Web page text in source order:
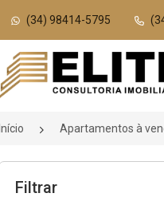
(34) 98414-5795
Página inicial
Início Apartamentos à
Filtrar